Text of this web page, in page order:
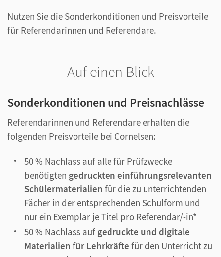
Nutzen Sie die Sonderkonditionen und Preisvorteile
für Referendarinnen und Referendare.
Auf einen Blick
Sonderkonditionen und Preisnachlässe
Referendarinnen und Referendare erhalten die
folgenden Preisvorteile bei Cornelsen:
50 % Nachlass auf alle für Prüfzwecke
benötigten gedruckten einführungsrelevanten
Schülermaterialien für die zu unterrichtenden
Fächer in der entsprechenden Schulform und
nur ein Exemplar je Titel pro Referendar/-in*
50 % Nachlass auf gedruckte und digitale
Materialien für Lehrkräfte für den Unterricht zu